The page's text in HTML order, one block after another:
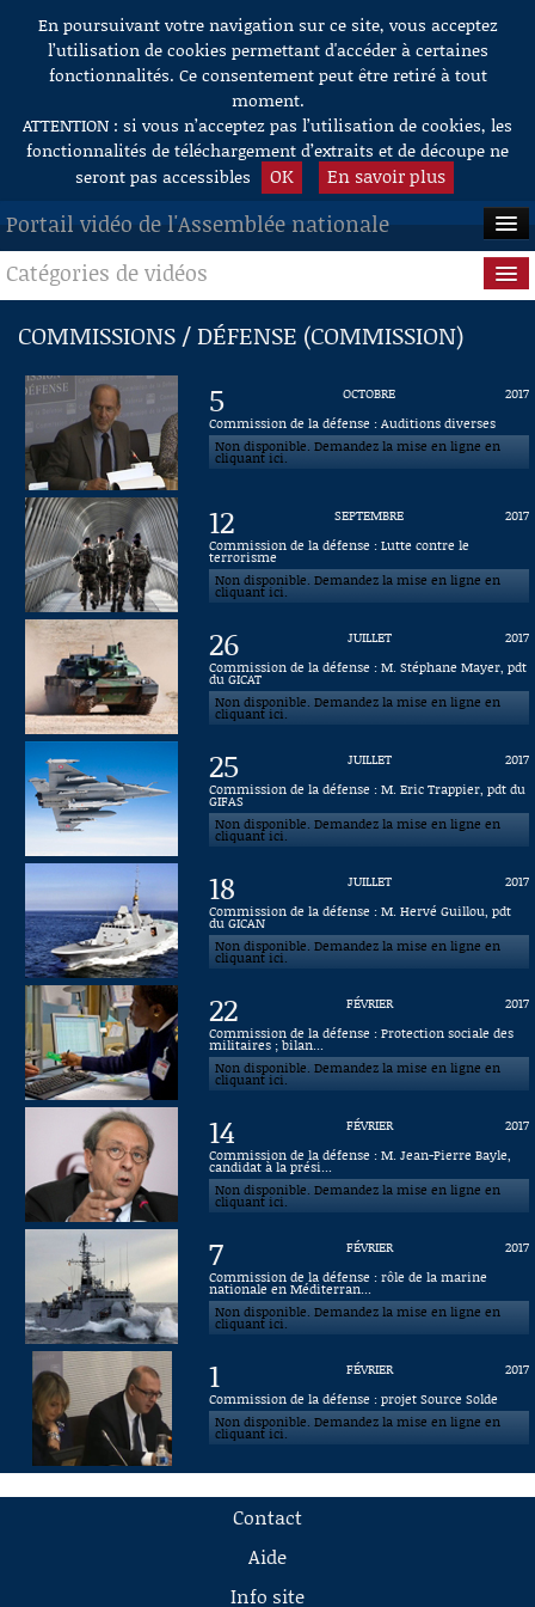
Aller au contenu
En poursuivant votre navigation sur ce site, vous acceptez
l’utilisation de cookies permettant d'accéder à certaines
fonctionnalités. Ce consentement peut être retiré à tout
moment.
ATTENTION : si vous n’acceptez pas l’utilisation de cookies, les
fonctionnalités de téléchargement d’extraits et de découpe ne
seront pas accessibles
OK En savoir plus
Portail vidéo de l'Assemblée nationale
ACCUEIL
EN DIRECT
À LA DEMANDE
RECHERCHE
AIDE À LA DÉCOUPE
DE VIDÉOS
Catégories de vidéos
Séance publique
Questions au Gouvernement
Commissions
Présidence
Évènements
Connaissance, Histoire
Autres
COMMISSIONS / DÉFENSE (COMMISSION)
5 OCTOBRE
2017
Commission de la défense : Auditions diverses
Non disponible. Demandez la mise en ligne en
cliquant ici.
12 SEPTEMBRE
2017
Commission de la défense : Lutte contre le
terrorisme
Non disponible. Demandez la mise en ligne en
cliquant ici.
26 JUILLET
2017
Commission de la défense : M. Stéphane Mayer, pdt
du GICAT
Non disponible. Demandez la mise en ligne en
cliquant ici.
25 JUILLET
2017
Commission de la défense : M. Eric Trappier, pdt du
GIFAS
Non disponible. Demandez la mise en ligne en
cliquant ici.
18 JUILLET
2017
Commission de la défense : M. Hervé Guillou, pdt
du GICAN
Non disponible. Demandez la mise en ligne en
cliquant ici.
22 FÉVRIER
2017
Commission de la défense : Protection sociale des
militaires ; bilan...
Non disponible. Demandez la mise en ligne en
cliquant ici.
14 FÉVRIER
2017
Commission de la défense : M. Jean-Pierre Bayle,
candidat à la prési...
Non disponible. Demandez la mise en ligne en
cliquant ici.
7 FÉVRIER
2017
Commission de la défense : rôle de la marine
nationale en Méditerran...
Non disponible. Demandez la mise en ligne en
cliquant ici.
1 FÉVRIER
2017
Commission de la défense : projet Source Solde
Non disponible. Demandez la mise en ligne en
cliquant ici.
Contact
Aide
Info site